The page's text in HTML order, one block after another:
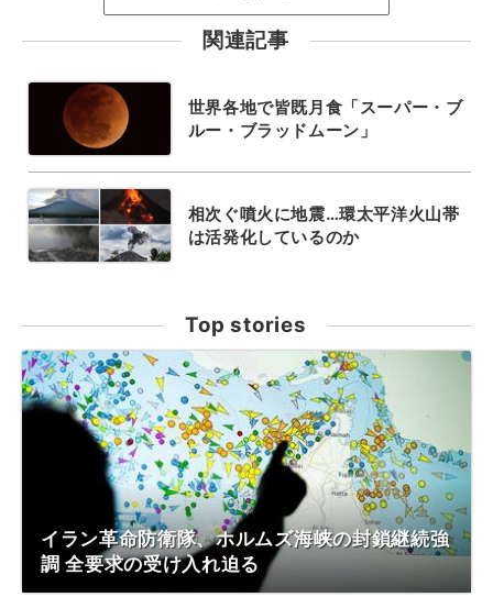
関連記事
世界各地で皆既月食「スーパー・ブ
ルー・ブラッドムーン」
相次ぐ噴火に地震…環太平洋火山帯
は活発化しているのか
Top stories
イラン革命防衛隊、ホルムズ海峡の封鎖継続強
調 全要求の受け入れ迫る